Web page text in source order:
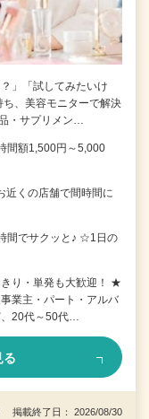
」「試してみたいけ
、美容モニターで解決
・サプリメン…
間額1,500円～5,000
くの店舗で間時間に
間でサクッと♪ ☆1日の
り・単発も大歓迎！ ★
業主・パート・アルバ
、20代～50代…
る
掲載終了日： 2026/08/30